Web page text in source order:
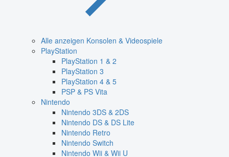
Alle anzeigen Konsolen & Videospiele
PlayStation
PlayStation 1 & 2
PlayStation 3
PlayStation 4 & 5
PSP & PS Vita
Nintendo
Nintendo 3DS & 2DS
Nintendo DS & DS Lite
Nintendo Retro
Nintendo Switch
Nintendo Wii & Wii U